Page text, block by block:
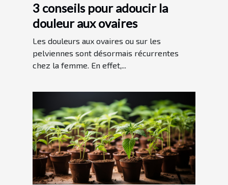
3 conseils pour adoucir la
douleur aux ovaires
Les douleurs aux ovaires ou sur les
pelviennes sont désormais récurrentes
chez la femme. En effet,...